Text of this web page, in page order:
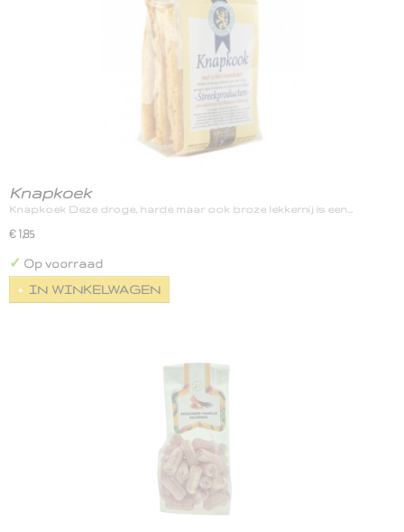
Knapkoek
Knapkoek Deze droge, harde maar ook broze lekkernij is een…
€ 1,85
✓ Op voorraad
IN WINKELWAGEN